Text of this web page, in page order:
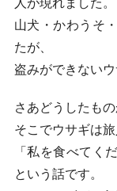
人が現れました。
山犬・かわうそ
たが、
盗みができない
さあどうしたも
そこでウサギは旅
「私を食べてく
という話です。